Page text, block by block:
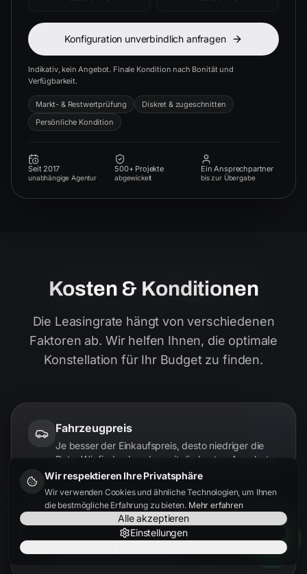
Wir respektieren Ihre Privatsphäre
Wir verwenden Cookies und ähnliche Technologien, um Ihnen
die bestmögliche Erfahrung zu bieten. Mehr erfahren
Alle akzeptieren
Einstellungen
Konfiguration unverbindlich anfragen
Indikativ, kein Angebot. Finale Kondition nach Bonität und
Verfügbarkeit.
Markt- & Restwertprüfung
Diskret & zugeschnitten
Persönliche Kondition
Seit 2017
unabhängige Agentur
500+ Projekte
abgewickelt
Ein Ansprechpartner
bis zur Übergabe
Kosten & Konditionen
Die Leasingrate hängt von verschiedenen
Faktoren ab. Wir helfen Ihnen, die optimale
Konstellation für Ihr Budget zu finden.
Fahrzeugpreis
Je besser der Einkaufspreis, desto niedriger die
Rate. Wir finden bundesweit die besten Angebote.
Laufzeit
24, 36 oder 48 Monate – längere Laufzeiten
senken die monatliche Rate.